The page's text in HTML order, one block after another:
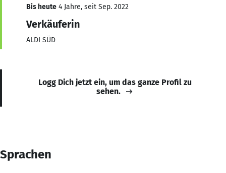
Bis heute 4 Jahre, seit Sep. 2022
Verkäuferin
ALDI SÜD
Logg Dich jetzt ein, um das ganze Profil zu
sehen.
Sprachen